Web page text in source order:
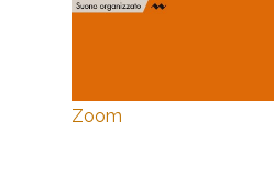
Zoom